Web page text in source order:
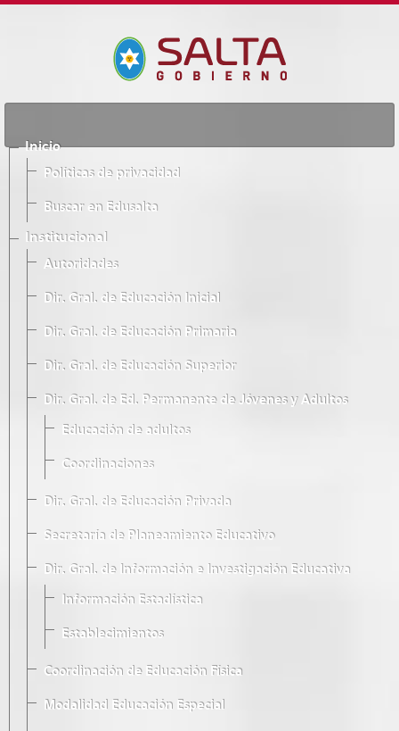
Inicio
Políticas de privacidad
Buscar en Edusalta
Institucional
Autoridades
Dir. Gral. de Educación Inicial
Dir. Gral. de Educación Primaria
Dir. Gral. de Educación Superior
Dir. Gral. de Ed. Permanente de Jóvenes y Adultos
Educación de adultos
Coordinaciones
Dir. Gral. de Educación Privada
Secretaría de Planeamiento Educativo
Dir. Gral. de Información e Investigación Educativa
Información Estadística
Establecimientos
Coordinación de Educación Física
Modalidad Educación Especial